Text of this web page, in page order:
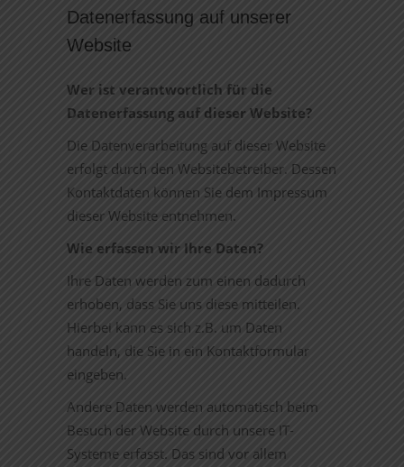
Datenerfassung auf unserer
Website
Wer ist verantwortlich für die
Datenerfassung auf dieser Website?
Die Datenverarbeitung auf dieser Website
erfolgt durch den Websitebetreiber. Dessen
Kontaktdaten können Sie dem Impressum
dieser Website entnehmen.
Wie erfassen wir Ihre Daten?
Ihre Daten werden zum einen dadurch
erhoben, dass Sie uns diese mitteilen.
Hierbei kann es sich z.B. um Daten
handeln, die Sie in ein Kontaktformular
eingeben.
Andere Daten werden automatisch beim
Besuch der Website durch unsere IT-
Systeme erfasst. Das sind vor allem